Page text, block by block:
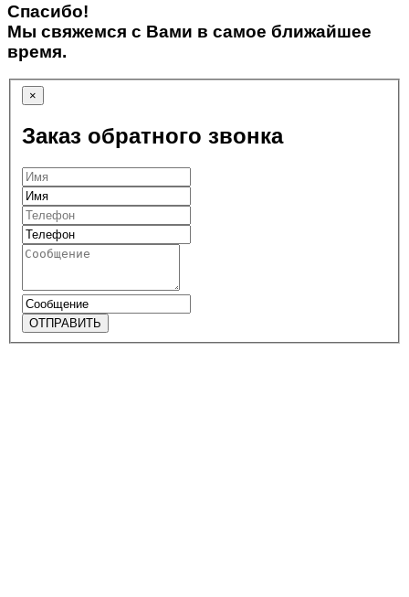
Спасибо!
Мы свяжемся с Вами в самое ближайшее
время.
×
Заказ обратного звонка
ОТПРАВИТЬ